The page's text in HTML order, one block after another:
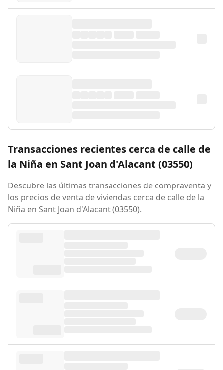
Transacciones recientes cerca de calle de
la Niña en Sant Joan d'Alacant (03550)
Descubre las últimas transacciones de compraventa y
los precios de venta de viviendas cerca de calle de la
Niña en Sant Joan d'Alacant (03550).